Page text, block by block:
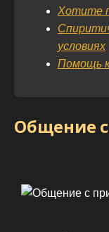
Хотите
условиях
Помощь
Общение